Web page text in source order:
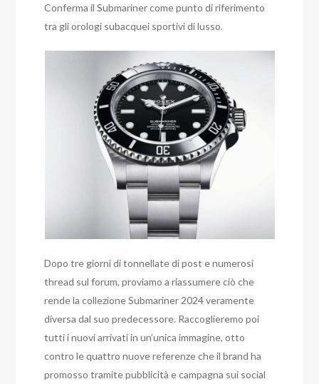
Conferma il Submariner come punto di riferimento
tra gli orologi subacquei sportivi di lusso.
Dopo tre giorni di tonnellate di post e numerosi
thread sul forum, proviamo a riassumere ciò che
rende la collezione Submariner 2024 veramente
diversa dal suo predecessore. Raccoglieremo poi
tutti i nuovi arrivati in un’unica immagine, otto
contro le quattro nuove referenze che il brand ha
promosso tramite pubblicità e campagna sui social